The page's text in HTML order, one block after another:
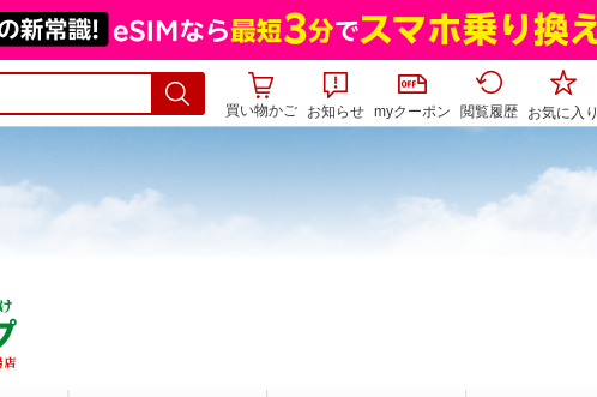
買い物かご お知らせ myクーポン 閲覧履歴 お気に入り